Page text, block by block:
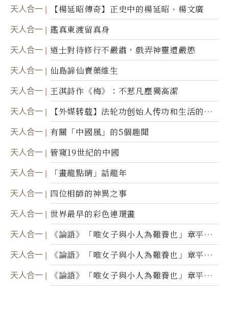
天人合一 【楊延昭傳奇】正史中的楊延昭、楊文廣
天人合一 鑑真東渡留真身
天人合一 道士對待修行不嚴肅，戲弄神靈遭嚴懲
天人合一 仙島諦仙賣藥維生
天人合一 王淇詩作《梅》：不惹凡塵獨高潔
天人合一
【外媒转载】法轮功创始人传功和生活的故
事
天人合一 有關「中國風」的5個趣聞
天人合一 管窺19世紀的中國
天人合一 「畫龍點睛」話龍年
天人合一 四位相師的神異之事
天人合一 世界最早的彩色連環畫
天人合一
《論語》「唯女子與小人為難養也」章平議
（三）
天人合一
《論語》「唯女子與小人為難養也」章平議
（二）
天人合一
《論語》「唯女子與小人為難養也」章平議
（一）